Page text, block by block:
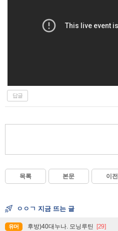
답글
목록 본문 이전
ㅇㅇㄱ 지금 뜨는 글
유머 후방)40대누나. 모닝루틴 [29]